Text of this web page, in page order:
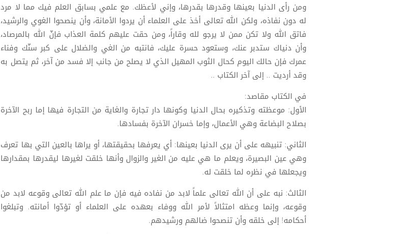
ومن رأى الدنيا بعينها وقدرها بقدرها، وإني لأعظك. مع علمي بسابق العلم فيك مما لا مرد
له دون نفاذه، ولكن الله تعالى أخذ على العلماء أن يردوا الأمانة، وأن ينصحوا الغوي والرشيد،
فاتق الله ولا تكن ممن لا يرجو لله وقاراً، ومن حقت عليهم كلمة العذاب فإنّ الله بالمرصاد،
وأن دنياك ستدبر عنك، وستعود حسرة عليك، فانتبه من الغي والضلال على كبر سنّك وفناء
عمرك فإن حالك اليوم كحال الثوب المهيل الذي لا يصلح من جانب إلا فسد من آخر، ثم يتصل به
وقد أرديت .. إلى آخر الكتاب ..
في الكتاب مقاصد:
الأول: موعظته وتذكيره بحال الدنيا وكونها دار تجارة والغاية من التجارة فيها إما ربح الآخرة
بصلاح البضاعة وهي الأعمال، وإما خسران الآخرة بفسادها.
الثاني: تنبيهه على أن يرى الدنيا بعينها: أي يعرفها بحقيقتها، أو يراها بالعين التي بها تعرف
وهي عين البصيرة، ويعلم ما هي عليه من الغير والزوال وأنها خلقت لغيرها ليقدرها بمقدارها
ويجعلها في نظره لما خلقت له.
الثالث: نبه على أن الله تعالى علماً لابد من نفاده فيه فإن ما علم الله تعالى وقوعه لابد من
وقوعه، وإنما وعظه امتثالاً لأمر الله ووفاء بعهده على العلماء أو تؤدّوا أمانته. وتبلغوا
أحكامه! إلى خلقه وأن تنصحوا ضالهم ورشيدهم.